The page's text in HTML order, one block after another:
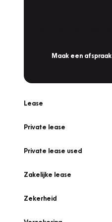
Maak een afspraak
Lease
Private lease
Private lease used
Zakelijke lease
Zekerheid